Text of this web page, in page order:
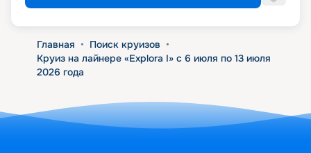
Главная • Поиск круизов •
Круиз на лайнере «Explora I» с 6 июля по 13 июля
2026 года